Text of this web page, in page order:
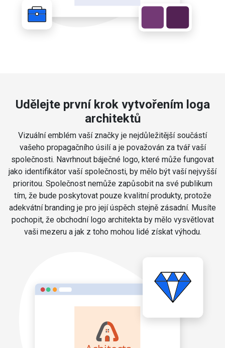
Udělejte první krok vytvořením loga
architektů
Vizuální emblém vaší značky je nejdůležitější součástí
vašeho propagačního úsilí a je považován za tvář vaší
společnosti. Navrhnout báječné logo, které může fungovat
jako identifikátor vaší společnosti, by mělo být vaší nejvyšší
prioritou. Společnost nemůže zapůsobit na své publikum
tím, že bude poskytovat pouze kvalitní produkty, protože
adekvátní branding je pro její úspěch stejně zásadní. Musíte
pochopit, že obchodní logo architekta by mělo vysvětlovat
vaši mezeru a jak z toho mohou lidé získat výhodu.